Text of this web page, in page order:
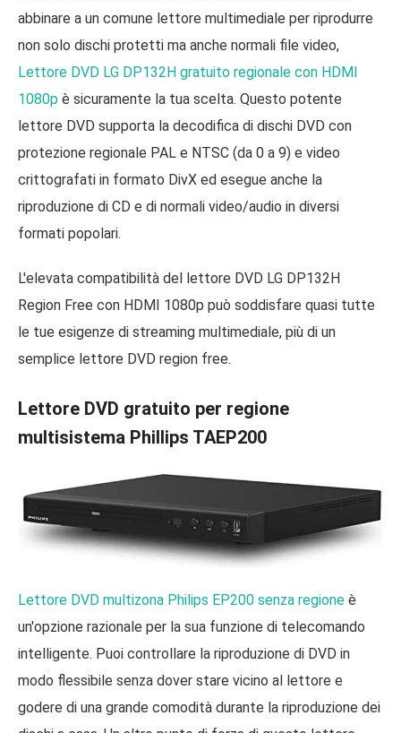
abbinare a un comune lettore multimediale per riprodurre
non solo dischi protetti ma anche normali file video,
Lettore DVD LG DP132H gratuito regionale con HDMI
1080p è sicuramente la tua scelta. Questo potente
lettore DVD supporta la decodifica di dischi DVD con
protezione regionale PAL e NTSC (da 0 a 9) e video
crittografati in formato DivX ed esegue anche la
riproduzione di CD e di normali video/audio in diversi
formati popolari.
L'elevata compatibilità del lettore DVD LG DP132H
Region Free con HDMI 1080p può soddisfare quasi tutte
le tue esigenze di streaming multimediale, più di un
semplice lettore DVD region free.
Lettore DVD gratuito per regione
multisistema Phillips TAEP200
Lettore DVD multizona Philips EP200 senza regione è
un'opzione razionale per la sua funzione di telecomando
intelligente. Puoi controllare la riproduzione di DVD in
modo flessibile senza dover stare vicino al lettore e
godere di una grande comodità durante la riproduzione dei